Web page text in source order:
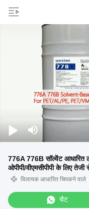
776A 776B सॉल्वेंट आधारित
ओपीपी/वीएमसीपीपी के लिए
विलायक आधारित चिपकने वाले
चैट